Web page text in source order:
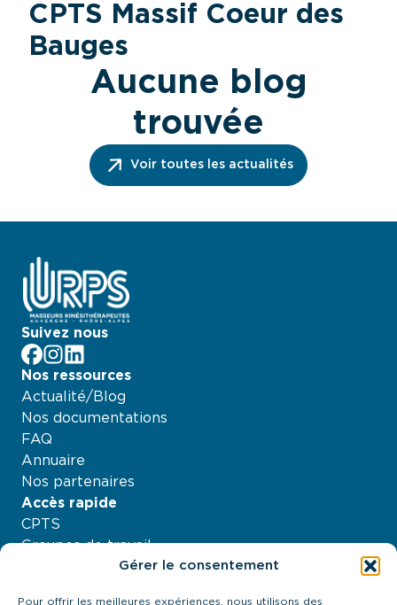
Gérer le consentement
Pour offrir les meilleures expériences, nous utilisons des
CPTS Massif Coeur des
Bauges
Aucune blog
trouvée
Voir toutes les actualités
Suivez nous
facebook
Instagram
LinkedIn
Nos ressources
Actualité/Blog
Nos documentations
FAQ
Annuaire
Nos partenaires
Accès rapide
CPTS
Groupes de travail